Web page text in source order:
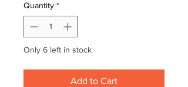
Quantity *
Only 6 left in stock
Add to Cart